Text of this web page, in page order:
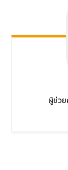
ผู้ช่วย